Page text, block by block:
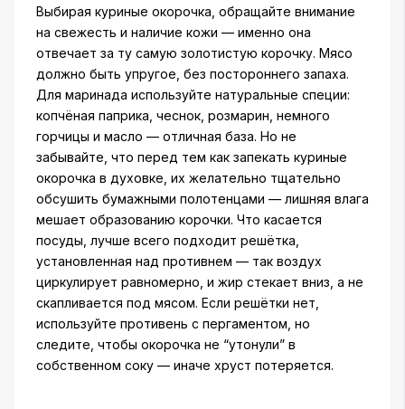
Выбирая куриные окорочка, обращайте внимание
на свежесть и наличие кожи — именно она
отвечает за ту самую золотистую корочку. Мясо
должно быть упругое, без постороннего запаха.
Для маринада используйте натуральные специи:
копчёная паприка, чеснок, розмарин, немного
горчицы и масло — отличная база. Но не
забывайте, что перед тем как запекать куриные
окорочка в духовке, их желательно тщательно
обсушить бумажными полотенцами — лишняя влага
мешает образованию корочки. Что касается
посуды, лучше всего подходит решётка,
установленная над противнем — так воздух
циркулирует равномерно, и жир стекает вниз, а не
скапливается под мясом. Если решётки нет,
используйте противень с пергаментом, но
следите, чтобы окорочка не “утонули” в
собственном соку — иначе хруст потеряется.